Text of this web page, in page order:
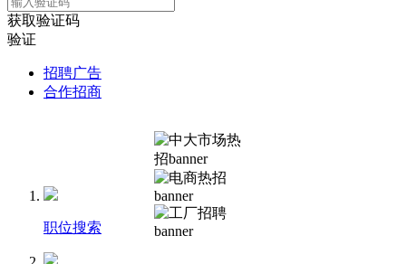
获取验证码
验证
招聘广告
合作招商
职位搜索